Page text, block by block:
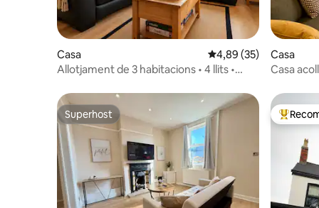
Casa 4,89 de puntuació
4,89 (35)
Allotjament de 3 habitacions • 4 llits •
Casa
Casa
Superhost
Superhost